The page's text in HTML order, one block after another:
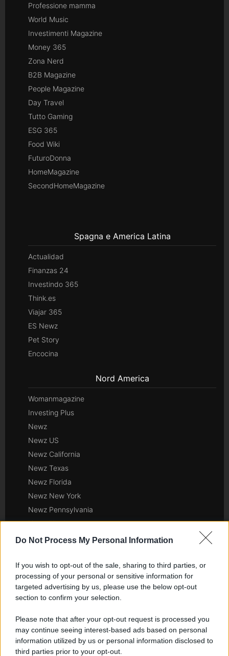
Do Not Process My Personal Information
If you wish to opt-out of the sale, sharing to third parties, or
processing of your personal or sensitive information for
targeted advertising by us, please use the below opt-out
section to confirm your selection.
Please note that after your opt-out request is processed you
may continue seeing interest-based ads based on personal
information utilized by us or personal information disclosed to
third parties prior to your opt-out.
Professione mamma
World Music
Investimenti Magazine
Money 365
Zona Nerd
B2B Magazine
People Magazine
Day Travel
Tutto Gaming
ESG 365
Food Wiki
FuturoDonna
HomeMagazine
SecondHomeMagazine
Spagna e America Latina
Actualidad
Finanzas 24
Investindo 365
Think.es
Viajar 365
ES Newz
Pet Story
Encocina
Nord America
Womanmagazine
Investing Plus
Newz
Newz US
Newz California
Newz Texas
Newz Florida
Newz New York
Newz Pennsylvania
Newz Illinois
Newz Ohio
Hig Tech Mag
Scoop Mag
Day Travel 365
Home Magazine 365
Cineverse Magazine